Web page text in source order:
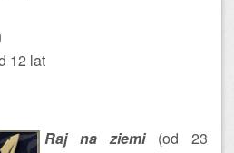
12 lat
Raj na ziemi(od 23